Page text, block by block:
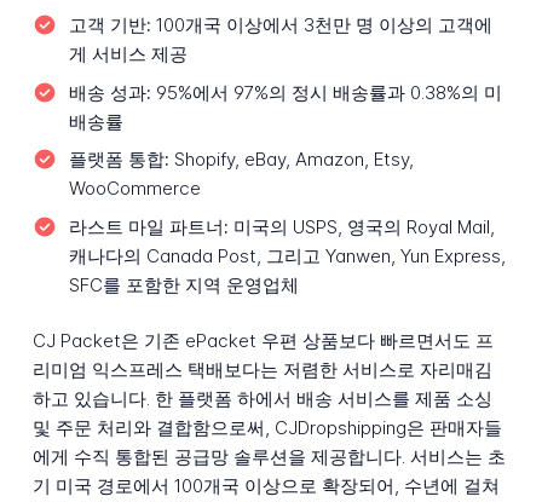
고객 기반: 100개국 이상에서 3천만 명 이상의 고객에
게 서비스 제공
배송 성과: 95%에서 97%의 정시 배송률과 0.38%의 미
배송률
플랫폼 통합: Shopify, eBay, Amazon, Etsy,
WooCommerce
라스트 마일 파트너: 미국의 USPS, 영국의 Royal Mail,
캐나다의 Canada Post, 그리고 Yanwen, Yun Express,
SFC를 포함한 지역 운영업체
CJ Packet은 기존 ePacket 우편 상품보다 빠르면서도 프
리미엄 익스프레스 택배보다는 저렴한 서비스로 자리매김
하고 있습니다. 한 플랫폼 하에서 배송 서비스를 제품 소싱
및 주문 처리와 결합함으로써, CJDropshipping은 판매자들
에게 수직 통합된 공급망 솔루션을 제공합니다. 서비스는 초
기 미국 경로에서 100개국 이상으로 확장되어, 수년에 걸쳐